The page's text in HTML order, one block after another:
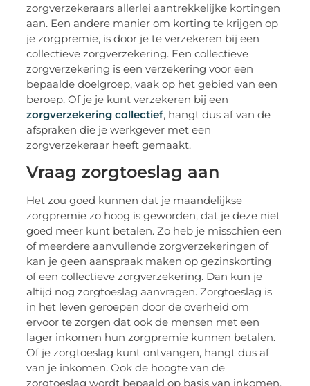
zorgverzekeraars allerlei aantrekkelijke kortingen
aan. Een andere manier om korting te krijgen op
je zorgpremie, is door je te verzekeren bij een
collectieve zorgverzekering. Een collectieve
zorgverzekering is een verzekering voor een
bepaalde doelgroep, vaak op het gebied van een
beroep. Of je je kunt verzekeren bij een
zorgverzekering collectief, hangt dus af van de
afspraken die je werkgever met een
zorgverzekeraar heeft gemaakt.
Vraag zorgtoeslag aan
Het zou goed kunnen dat je maandelijkse
zorgpremie zo hoog is geworden, dat je deze niet
goed meer kunt betalen. Zo heb je misschien een
of meerdere aanvullende zorgverzekeringen of
kan je geen aanspraak maken op gezinskorting
of een collectieve zorgverzekering. Dan kun je
altijd nog zorgtoeslag aanvragen. Zorgtoeslag is
in het leven geroepen door de overheid om
ervoor te zorgen dat ook de mensen met een
lager inkomen hun zorgpremie kunnen betalen.
Of je zorgtoeslag kunt ontvangen, hangt dus af
van je inkomen. Ook de hoogte van de
zorgtoeslag wordt bepaald op basis van inkomen.